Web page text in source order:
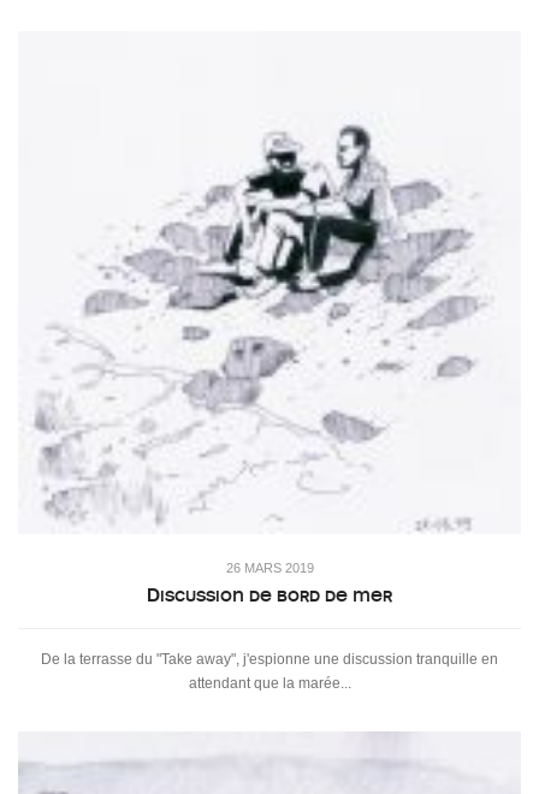
26 MARS 2019
Discussion de bord de mer
De la terrasse du "Take away", j'espionne une discussion tranquille en
attendant que la marée...